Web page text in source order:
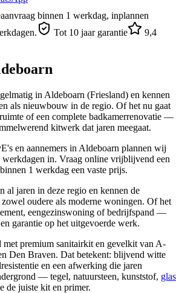
binnen 1 werkdag, inplannen
Tot 10 jaar garantie
9,4
in Aldeboarn (Friesland) en kennen
als nieuwbouw in de regio. Of het nu gaat
of een complete badkamerrenovatie —
kitwerk dat jaren meegaat.
en aannemers in Aldeboarn plannen wij
werkdagen in. Vraag online vrijblijvend een
1 werkdag een vaste prijs.
al jaren in deze regio en kennen de
oudere als moderne woningen. Of het
eengezinswoning of bedrijfspand —
garantie op het uitgevoerde werk.
met premium sanitairkit en gevelkit van A-
Den Braven. Dat betekent: blijvend witte
en een afwerking die jaren
— tegel, natuursteen, kunststof, glas
de juiste kit en primer.